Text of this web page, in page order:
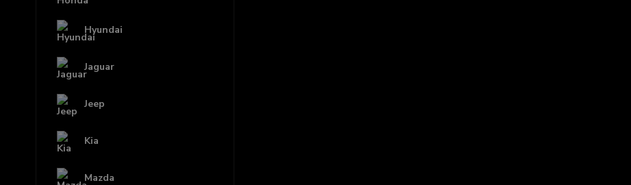
Hyundai
Jaguar
Jeep
Kia
Mazda